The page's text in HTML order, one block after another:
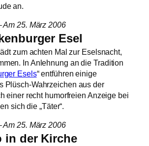
an.
Am 25. März 2006
Esel
zum achten Mal zur Eselsnacht,
In Anlehnung an die Tradition
Esels“ entführen einige
Plüsch-Wahrzeichen aus der
einer recht humorfreien Anzeige bei
sich die „Täter“.
Am 25. März 2006
in der Kirche